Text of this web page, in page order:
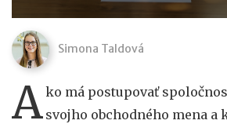
Simona Taldová
Ako má postupovať
svojho obchodného mena a